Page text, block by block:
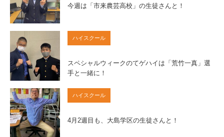
今週は「市来農芸高校」の生徒さんと！
ハイスクール
スペシャルウィークのてゲハイは「荒竹一真」選
手と一緒に！
ハイスクール
4月2週目も、大島学区の生徒さんと！